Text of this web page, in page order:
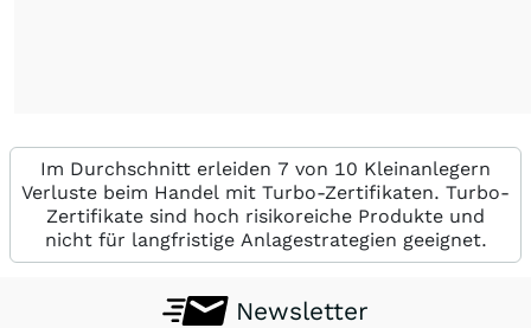
Im Durchschnitt erleiden 7 von 10 Kleinanlegern
Verluste beim Handel mit Turbo-Zertifikaten. Turbo-
Zertifikate sind hoch risikoreiche Produkte und
nicht für langfristige Anlagestrategien geeignet.
Newsletter